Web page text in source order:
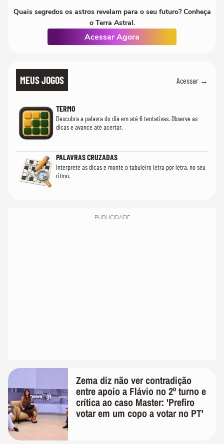
Quais segredos os astros revelam para o seu futuro? Conheça
o Terra Astral.
Acessar Agora
MEUS JOGOS Acessar →
TERMO
Descubra a palavra do dia em até 6 tentativas. Observe as
dicas e avance até acertar.
PALAVRAS CRUZADAS
Interprete as dicas e monte o tabuleiro letra por letra, no seu
ritmo.
PUBLICIDADE
Zema diz não ver contradição
entre apoio a Flávio no 2º turno e
crítica ao caso Master: 'Prefiro
votar em um copo a votar no PT'